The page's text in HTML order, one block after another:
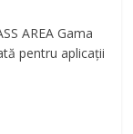
AREA Gama
pentru aplicații